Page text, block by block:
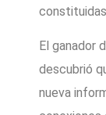
El ganador
descubrió
nueva